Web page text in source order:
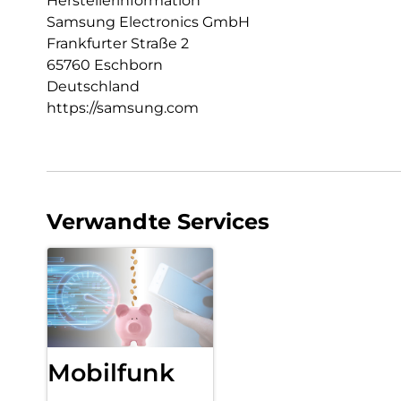
Samsung Electronics GmbH
Frankfurter Straße 2
65760 Eschborn
Deutschland
https://samsung.com
Verwandte Services
Mobilfunk